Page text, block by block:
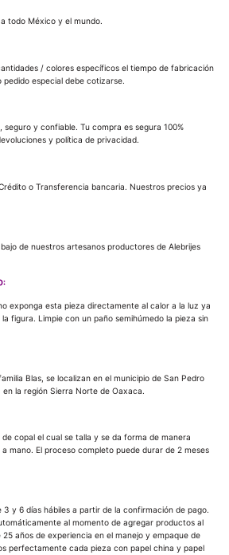
todo México y el mundo.
/ colores específicos el tiempo de fabricación
pedido especial debe cotizarse.
y confiable. Tu compra es segura 100%
y política de privacidad.
o Transferencia bancaria. Nuestros precios ya
de nuestros artesanos productores de Alebrijes
exponga esta pieza directamente al calor a la luz ya
figura. Limpie con un paño semihúmedo la pieza sin
Blas, se localizan en el municipio de San Pedro
la región Sierra Norte de Oaxaca.
copal el cual se talla y se da forma de manera
mano. El proceso completo puede durar de 2 meses
y 6 días hábiles a partir de la confirmación de pago.
al momento de agregar productos al
años de experiencia en el manejo y empaque de
perfectamente cada pieza con papel china y papel